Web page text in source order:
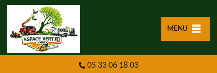
MENU
05 33 06 18 03